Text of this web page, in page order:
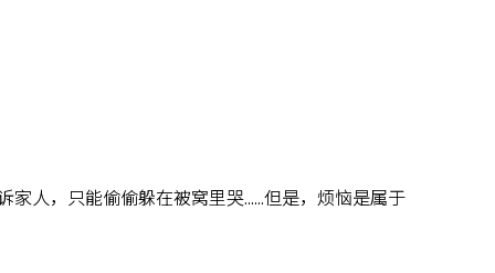
家人，只能偷偷躲在被窝里哭……但是，烦恼是属于